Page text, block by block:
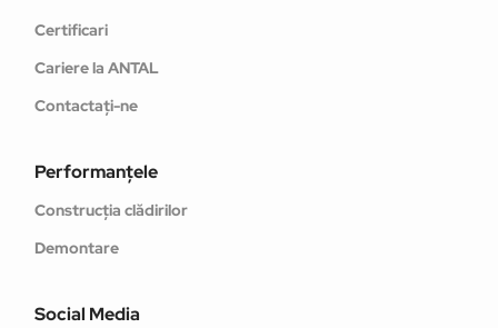
Certificari
Cariere la ANTAL
Contactați-ne
Performanţele
Construcția clădirilor
Demontare
Social Media